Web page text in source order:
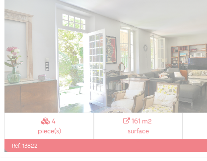
4
piece(s)
161 m2
surface
Réf. 13822